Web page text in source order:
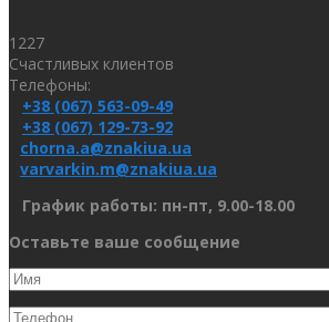
1227
Счастливых клиентов
Телефоны:
+38 (067) 563-09-49
+38 (067) 129-73-92
chorna.a@znakiua.ua
varvarkin.m@znakiua.ua
График работы: пн-пт, 9.00-18.00
Оставьте ваше сообщение